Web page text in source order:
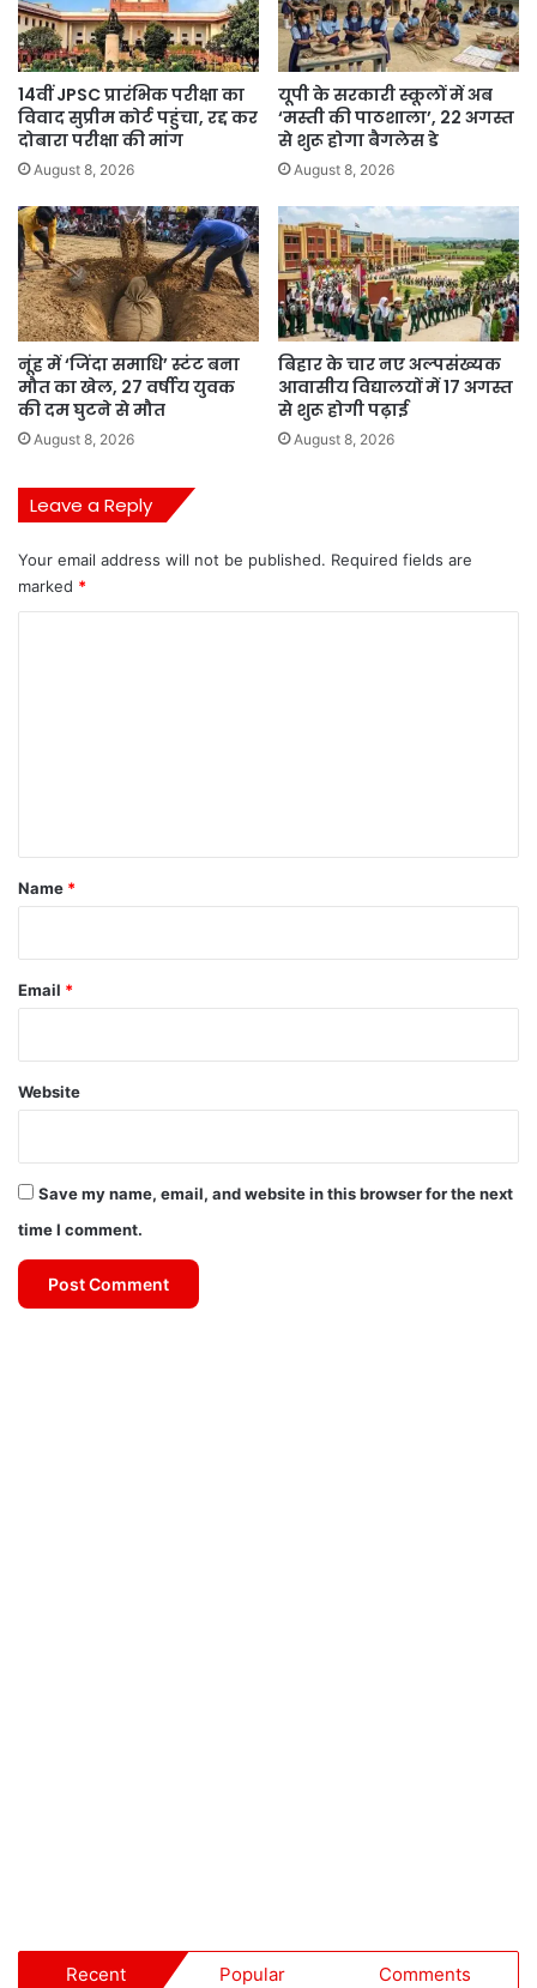
14वीं JPSC प्रारंभिक परीक्षा का
विवाद सुप्रीम कोर्ट पहुंचा, रद्द कर
दोबारा परीक्षा की मांग
August 8, 2026
यूपी के सरकारी स्कूलों में अब
‘मस्ती की पाठशाला’, 22 अगस्त
से शुरू होगा बैगलेस डे
August 8, 2026
नूंह में ‘जिंदा समाधि’ स्टंट बना
मौत का खेल, 27 वर्षीय युवक
की दम घुटने से मौत
August 8, 2026
बिहार के चार नए अल्पसंख्यक
आवासीय विद्यालयों में 17 अगस्त
से शुरू होगी पढ़ाई
August 8, 2026
Leave a Reply
Your email address will not be published. Required fields are
marked *
*
Name *
Email *
Website
Save my name, email, and website in this browser for the next
time I comment.
Recent Popular Comments